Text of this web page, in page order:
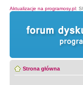
Aktualizacje na programosy.pl:
Strona główna